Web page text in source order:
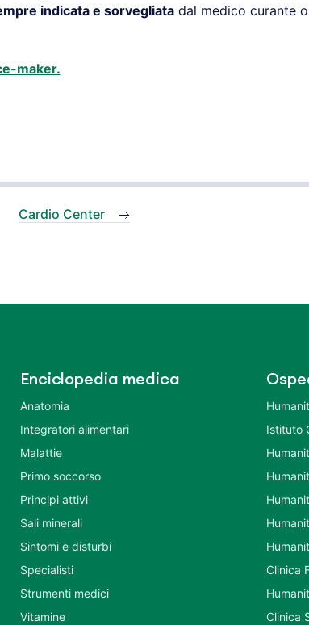
indicata e sorvegliatadal medico curante
maker.
Cardio Center
Enciclopedia medica
Anatomia
Integratori alimentari
Malattie
Primo soccorso
Principi attivi
Sali minerali
Sintomi e disturbi
Specialisti
Strumenti medici
Vitamine
Istituto
Clinica
Clinica